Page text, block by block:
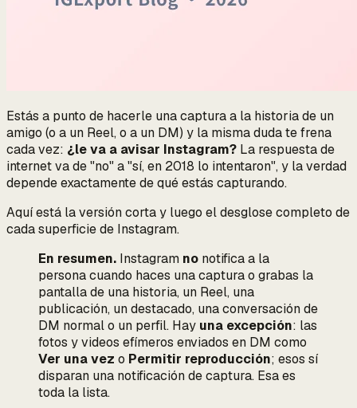
Estás a punto de hacerle una captura a la historia de un
amigo (o a un Reel, o a un DM) y la misma duda te frena
cada vez: ¿le va a avisar Instagram? La respuesta de
internet va de "no" a "sí, en 2018 lo intentaron", y la verdad
depende exactamente dequéestás capturando.
Aquí está la versión corta y luego el desglose completo de
cada superficie de Instagram.
En resumen. Instagram no notifica a la
persona cuando haces una captura o grabas la
pantalla de una historia, un Reel, una
publicación, un destacado, una conversación de
DM normal o un perfil. Hay una excepción: las
fotos y videos efímeros enviados en DM como
Ver una vez o Permitir reproducción; esos sí
disparan una notificación de captura. Esa es
toda la lista.